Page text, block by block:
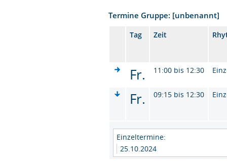
Termine Gruppe: [unbenannt]
Tag Zeit
Fr. 11:00 bis 12:30
Fr. 09:15 bis 12:30
Einzeltermine:
25.10.2024